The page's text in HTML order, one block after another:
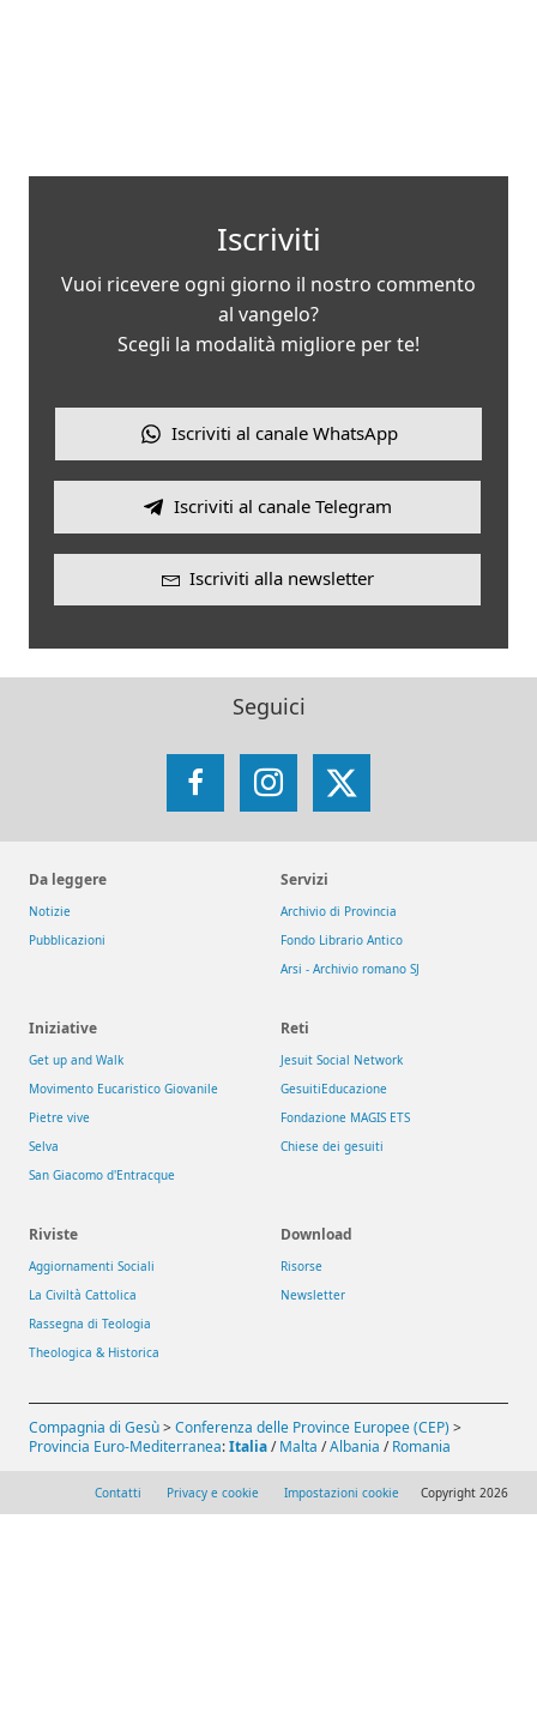
Iscriviti
Vuoi ricevere ogni giorno il nostro commento
al vangelo?
Scegli la modalità migliore per te!
Iscriviti al canale WhatsApp
Iscriviti al canale Telegram
Iscriviti alla newsletter
Seguici
FacebookInstagram
X
Da leggere
Notizie
Pubblicazioni
Servizi
Archivio di Provincia
Fondo Librario Antico
Arsi - Archivio romano SJ
Iniziative
Get up and Walk
Movimento Eucaristico Giovanile
Pietre vive
Selva
San Giacomo d'Entracque
Reti
Jesuit Social Network
GesuitiEducazione
Fondazione MAGIS ETS
Chiese dei gesuiti
Riviste
Aggiornamenti Sociali
La Civiltà Cattolica
Rassegna di Teologia
Theologica & Historica
Download
Risorse
Newsletter
Compagnia di Gesù>Conferenza delle Province Europee (CEP)>
Provincia Euro-Mediterranea:Italia/Malta /Albania /Romania
Contatti Privacy e cookie Impostazioni cookie Copyright 2026